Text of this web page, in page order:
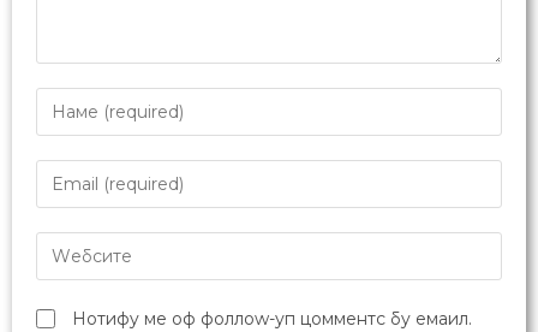
Нотифy ме оф фоллоw-уп цомментс бy емаил.